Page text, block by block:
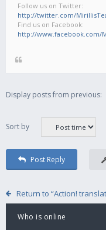
Follow us on Twitter:
http://twitter.com/
Find us on Facebook:
http://www.facebook.com/
Display posts from previous:
Sort by
Post Reply
Return to “Action!
Who is online